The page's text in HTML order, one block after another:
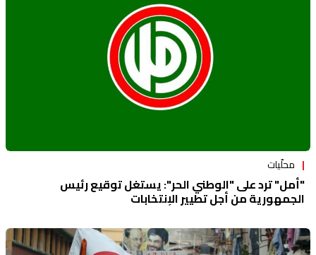
محلّيات
"أمل" ترد على "الوطني الحر": يستغل توقيع رئيس
الجمهورية من أجل تطيير الإنتخابات